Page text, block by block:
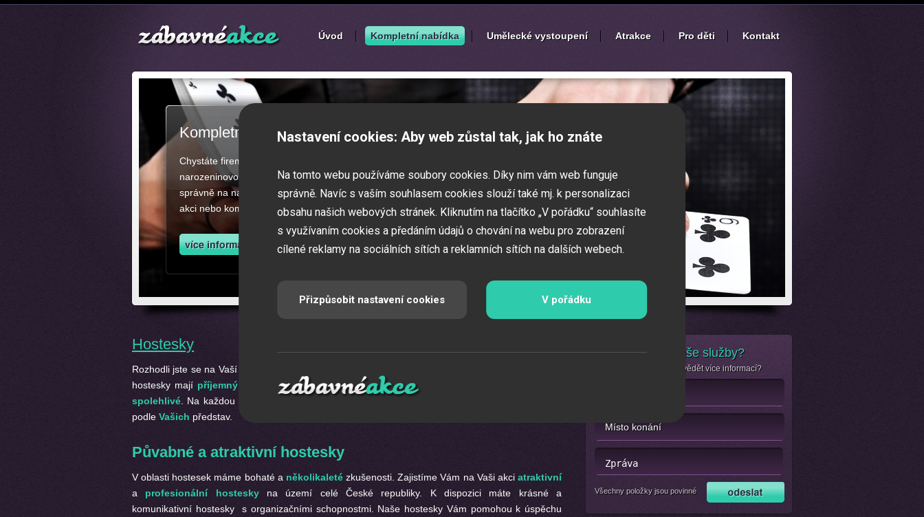
Úvod Kompletní nabídka Umělecké vystoupení Atrakce Pro děti Kontakt
Kompletní zajištěnízábavných akcí
Chystáte firemní akci, večírek nebo ples? Připravujete svatbu,
narozeninovou oslavu či zábavné představení pro děti? Pak jste
správně na našich stránkách. Zajistíme Vám jednotlivé umělce na Vaši
akci nebo kompletní zajištění zábavných a firemních akcí.
Hostesky
Rozhodli jste se na Vaší akci najít vhodné
hostesky mají příjemný vzhled avystupování, bohaté zkušenosti, znalost cizích jazyků a jsou
spolehlivé . Na každou akci hostesky
podle Vašich představ.
Půvabné a atraktivní hostesky
V oblasti hostesek máme bohaté a několikaletézkušenosti. Zajistíme Vám na Vaši akciatraktivní
a profesionální hosteskyna území celé České republiky. K dispozici máte krásné a
komunikativní hostesky s organizačními schopnostmi. Naše hostesky Vám pomohou k úspěchu
Máte zájem o naše služby?
Nebo se jen chcete dozvědět více informací?
Všechny položky jsou povinné
Nastavení cookies: Aby web zůstal tak, jak ho znáte
Na tomto webu používáme soubory cookies. Díky nim vám web funguje
správně. Navíc s vaším souhlasem cookies slouží také mj. k personalizaci
obsahu našich webových stránek. Kliknutím na tlačítko „V pořádku“ souhlasíte
s využívaním cookies a předáním údajů o chování na webu pro zobrazení
cílené reklamy na sociálních sítích a reklamních sítích na dalších webech.
Přizpůsobit nastavení cookies V pořádku